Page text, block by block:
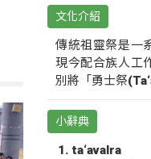
文化介紹
傳統祖靈祭是一
現今配合族人工
別將「勇士祭
小辭典
ta‘avalra